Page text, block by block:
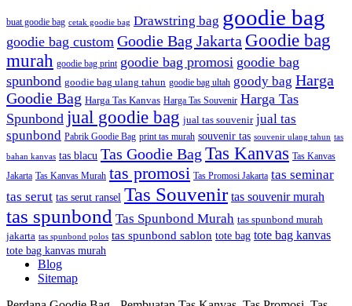
buat goodie bag cetak goodie bag Drawstring bag goodie bag
goodie bag custom Goodie Bag Jakarta Goodie bag
murah goodie bag print goodie bag promosi goodie bag
spunbond goodie bag ulang tahun goodie bag ultah goody bag Harga
Goodie Bag Harga Tas Kanvas Harga Tas Souvenir Harga Tas
Spunbond jual goodie bag jual tas souvenir jual tas
spunbond Pabrik Goodie Bag print tas murah souvenir tas souvenir ulang tahun tas
bahan kanvas tas blacu Tas Goodie Bag Tas Kanvas Tas Kanvas
Jakarta Tas Kanvas Murah tas promosi Tas Promosi Jakarta tas seminar
tas serut tas serut ransel Tas Souvenir tas souvenir murah
tas spunbond Tas Spunbond Murah tas spunbond murah
jakarta tas spunbond polos tas spunbond sablon tote bag tote bag kanvas
tote bag kanvas murah
Blog
Sitemap